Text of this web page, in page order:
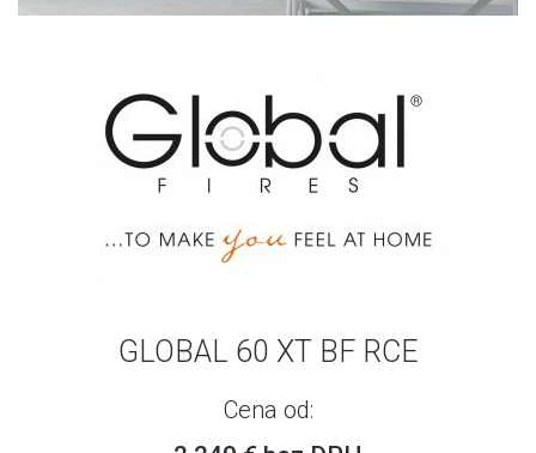
GLOBAL 60 XT BF RCE
Cena od: